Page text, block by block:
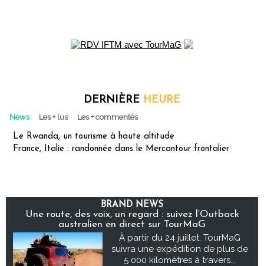
DERNIÈRE HEURE
News Les + lus Les + commentés
Le Rwanda, un tourisme à haute altitude
France, Italie : randonnée dans le Mercantour frontalier
BRAND NEWS
Une route, des voix, un regard : suivez l’Outback
australien en direct sur TourMaG
À partir du 24 juillet, TourMaG
suivra une expédition de plus de
5 000 kilomètres à travers...